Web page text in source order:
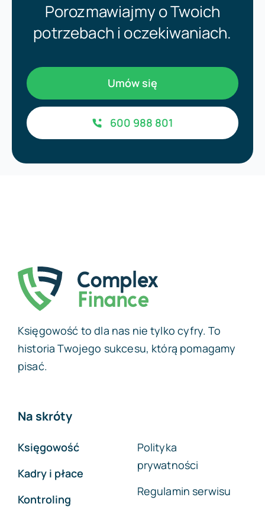
Porozmawiajmy o Twoich
potrzebach i oczekiwaniach.
Umów się
600 988 801
Księgowość to dla nas nie tylko cyfry. To
historia Twojego sukcesu, którą pomagamy
pisać.
Na skróty
Księgowość
Kadry i płace
Kontroling
Polityka
prywatności
Regulamin serwisu